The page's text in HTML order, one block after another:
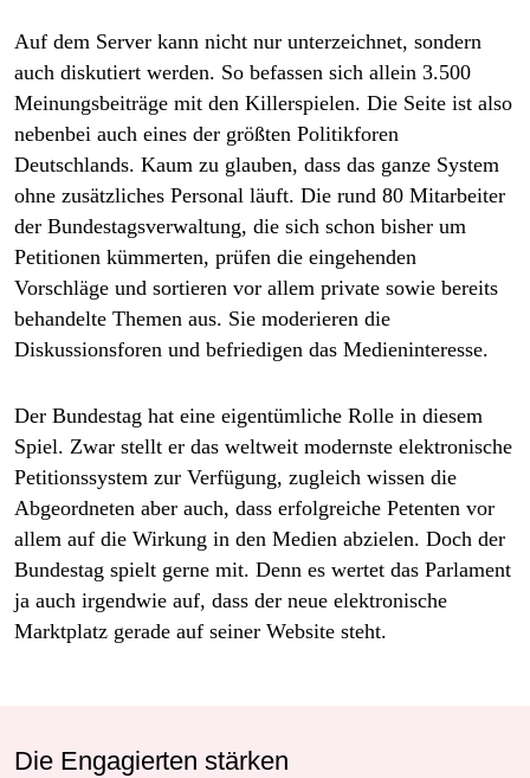
Auf dem Server kann nicht nur unterzeichnet, sondern
auch diskutiert werden. So befassen sich allein 3.500
Meinungsbeiträge mit den Killerspielen. Die Seite ist also
nebenbei auch eines der größten Politikforen
Deutschlands. Kaum zu glauben, dass das ganze System
ohne zusätzliches Personal läuft. Die rund 80 Mitarbeiter
der Bundestagsverwaltung, die sich schon bisher um
Petitionen kümmerten, prüfen die eingehenden
Vorschläge und sortieren vor allem private sowie bereits
behandelte Themen aus. Sie moderieren die
Diskussionsforen und befriedigen das Medieninteresse.
Der Bundestag hat eine eigentümliche Rolle in diesem
Spiel. Zwar stellt er das weltweit modernste elektronische
Petitionssystem zur Verfügung, zugleich wissen die
Abgeordneten aber auch, dass erfolgreiche Petenten vor
allem auf die Wirkung in den Medien abzielen. Doch der
Bundestag spielt gerne mit. Denn es wertet das Parlament
ja auch irgendwie auf, dass der neue elektronische
Marktplatz gerade auf seiner Website steht.
Die Engagierten stärken